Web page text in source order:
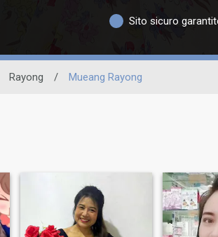
Sito sicuro
Rayong / Mueang Rayong